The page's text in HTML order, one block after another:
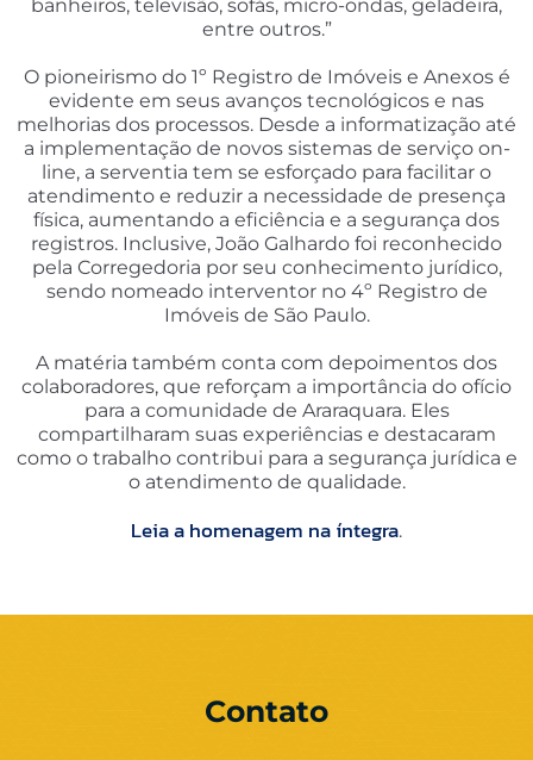
banheiros, televisão, sofás, micro-ondas, geladeira,
entre outros.”
O pioneirismo do 1º Registro de Imóveis e Anexos é
evidente em seus avanços tecnológicos e nas
melhorias dos processos. Desde a informatização até
a implementação de novos sistemas de serviço on-
line, a serventia tem se esforçado para facilitar o
atendimento e reduzir a necessidade de presença
física, aumentando a eficiência e a segurança dos
registros. Inclusive, João Galhardo foi reconhecido
pela Corregedoria por seu conhecimento jurídico,
sendo nomeado interventor no 4º Registro de
Imóveis de São Paulo.
A matéria também conta com depoimentos dos
colaboradores, que reforçam a importância do ofício
para a comunidade de Araraquara. Eles
compartilharam suas experiências e destacaram
como o trabalho contribui para a segurança jurídica e
o atendimento de qualidade.
Leia a homenagem na íntegra.
Contato